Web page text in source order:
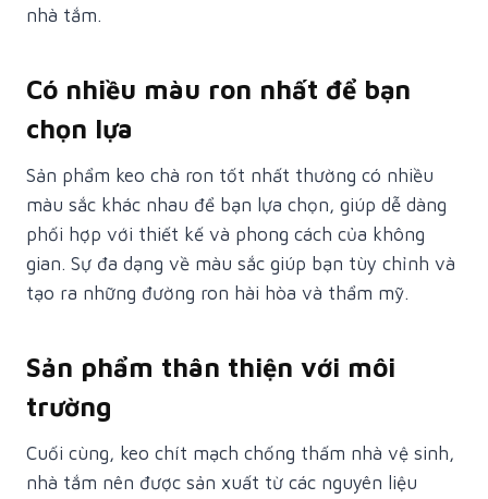
nhà tắm.
Có nhiều màu ron nhất để bạn
chọn lựa
Sản phẩm keo chà ron tốt nhất thường có nhiều
màu sắc khác nhau để bạn lựa chọn, giúp dễ dàng
phối hợp với thiết kế và phong cách của không
gian. Sự đa dạng về màu sắc giúp bạn tùy chỉnh và
tạo ra những đường ron hài hòa và thẩm mỹ.
Sản phẩm thân thiện với môi
trường
Cuối cùng, keo chít mạch chống thấm nhà vệ sinh,
nhà tắm nên được sản xuất từ các nguyên liệu